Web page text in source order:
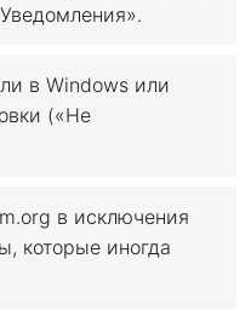
в Windows или
(«Не
в исключения
которые иногда